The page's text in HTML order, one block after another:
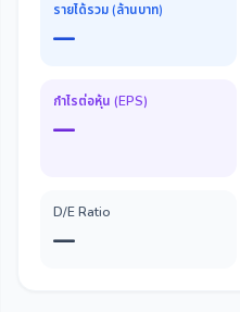
รายได้รวม (ล้านบาท)
—
กำไรต่อหุ้น (EPS)
—
D/E Ratio
—